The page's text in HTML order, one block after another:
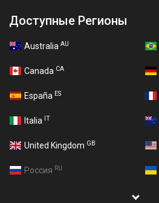
Доступные Регионы
Australia AU
Canada CA
España ES
Italia IT
United Kingdom GB
Россия RU